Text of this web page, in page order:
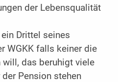
der Lebensqualität
Drittel seines
WGKK falls keiner die
will, das beruhigt viele
Pension stehen